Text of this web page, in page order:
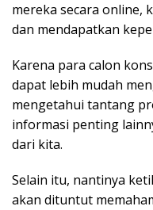
mereka secara online,
dan mendapatkan
Karena para calon
dapat lebih mudah
mengetahui tantang
informasi penting
dari kita.
Selain itu, nantinya
akan dituntut